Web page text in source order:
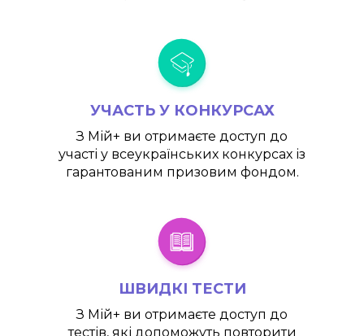
УЧАСТЬ У КОНКУРСАХ
З Мій+ ви отримаєте доступ до
участі у всеукраїнських конкурсах із
гарантованим призовим фондом.
ШВИДКІ ТЕСТИ
З Мій+ ви отримаєте доступ до
тестів, які допоможуть повторити